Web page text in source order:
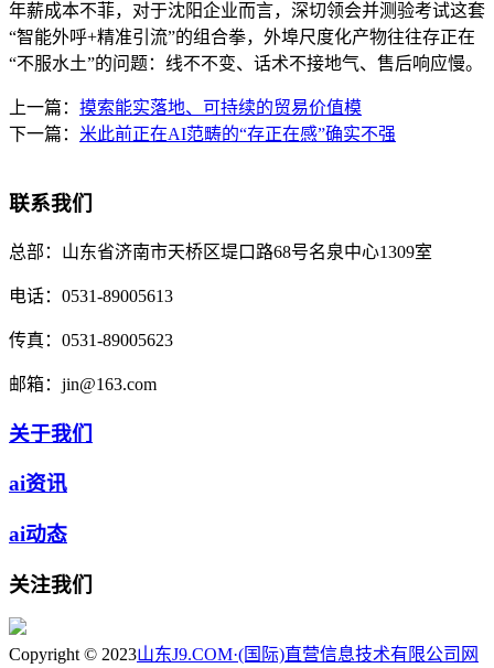
年薪成本不菲，对于沈阳企业而言，深切领会并测验考试这套
“智能外呼+精准引流”的组合拳，外埠尺度化产物往往存正在
“不服水土”的问题：线不不变、话术不接地气、售后响应慢。
上一篇： 摸索能实落地、可持续的贸易价值模
下一篇： 米此前正在AI范畴的“存正在感”确实不强
联系我们
总部： 山东省济南市天桥区堤口路68号名泉中心1309室
电话： 0531-89005613
传真： 0531-89005623
邮箱： jin@163.com
关于我们
ai资讯
ai动态
关注我们
Copyright © 2023山东J9.COM·(国际)直营信息技术有限公司 网